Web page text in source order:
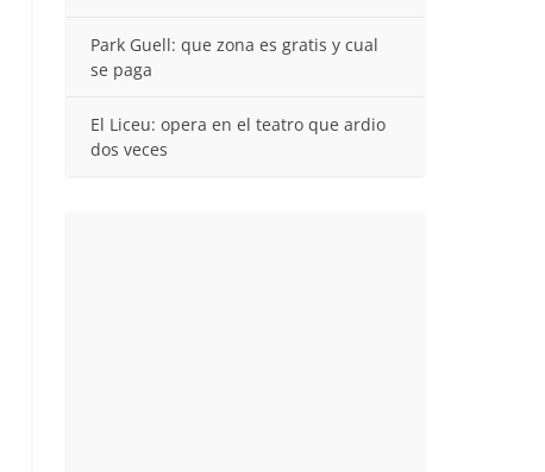
Park Guell: que zona es gratis y cual
se paga
El Liceu: opera en el teatro que ardio
dos veces